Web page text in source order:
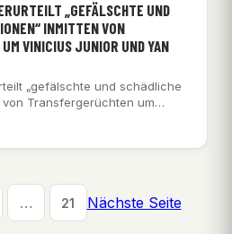
„GEFÄLSCHTE UND
INMITTEN VON
VINICIUS JUNIOR UND YAN
„gefälschte und schädliche
Transfergerüchten um
… 21 Nächste Seite